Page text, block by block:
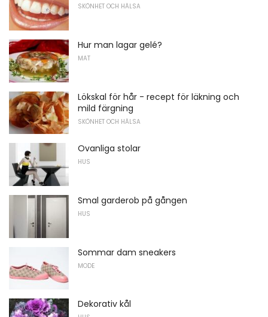
SKÖNHET OCH HÄLSA
Hur man lagar gelé?
MAT
Lökskal för hår - recept för läkning och
mild färgning
SKÖNHET OCH HÄLSA
Ovanliga stolar
HUS
Smal garderob på gången
HUS
Sommar dam sneakers
MODE
Dekorativ kål